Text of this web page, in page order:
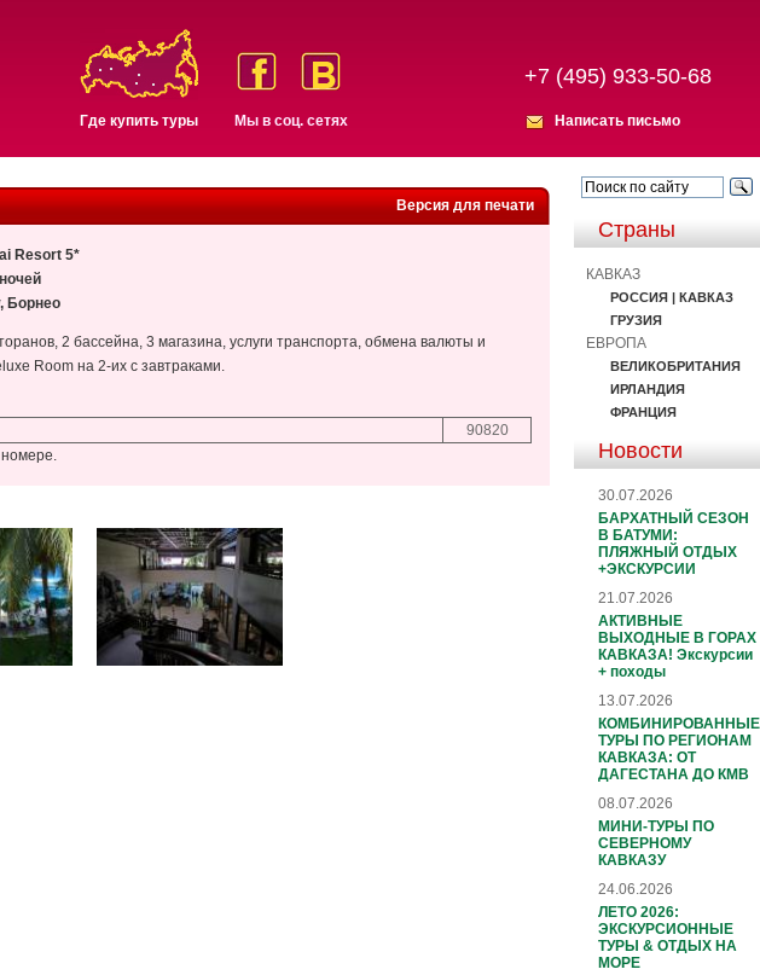
Где купить туры Мы в соц. сетях
+7 (495) 933-50-68
Написать письмо
Версия для печати
Resort 5*
Борнео
2 бассейна, 3 магазина, услуги транспорта, обмена валюты и
Room на 2-их с завтраками.
90820
номере.
Страны
КАВКАЗ
РОССИЯ | КАВКАЗ
ГРУЗИЯ
ЕВРОПА
ВЕЛИКОБРИТАНИЯ
ИРЛАНДИЯ
ФРАНЦИЯ
Новости
30.07.2026
БАРХАТНЫЙ СЕЗОН
В БАТУМИ:
ПЛЯЖНЫЙ ОТДЫХ
+ЭКСКУРСИИ
21.07.2026
АКТИВНЫЕ
ВЫХОДНЫЕ В ГОРАХ
КАВКАЗА! Экскурсии
+ походы
13.07.2026
КОМБИНИРОВАННЫЕ
ТУРЫ ПО РЕГИОНАМ
КАВКАЗА: ОТ
ДАГЕСТАНА ДО КМВ
08.07.2026
МИНИ-ТУРЫ ПО
СЕВЕРНОМУ
КАВКАЗУ
24.06.2026
ЛЕТО 2026:
ЭКСКУРСИОННЫЕ
ТУРЫ & ОТДЫХ НА
МОРЕ